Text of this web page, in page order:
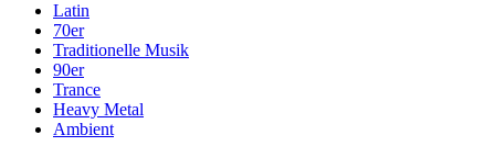
Latin
70er
Traditionelle Musik
90er
Trance
Heavy Metal
Ambient